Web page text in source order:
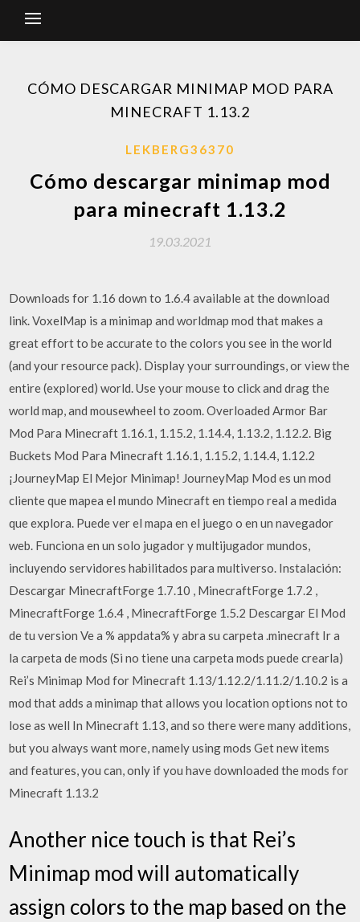
CÓMO DESCARGAR MINIMAP MOD PARA
MINECRAFT 1.13.2
LEKBERG36370
Cómo descargar minimap mod
para minecraft 1.13.2
19.03.2021
Downloads for 1.16 down to 1.6.4 available at the download
link. VoxelMap is a minimap and worldmap mod that makes a
great effort to be accurate to the colors you see in the world
(and your resource pack). Display your surroundings, or view the
entire (explored) world. Use your mouse to click and drag the
world map, and mousewheel to zoom. Overloaded Armor Bar
Mod Para Minecraft 1.16.1, 1.15.2, 1.14.4, 1.13.2, 1.12.2. Big
Buckets Mod Para Minecraft 1.16.1, 1.15.2, 1.14.4, 1.12.2
¡JourneyMap El Mejor Minimap! JourneyMap Mod es un mod
cliente que mapea el mundo Minecraft en tiempo real a medida
que explora. Puede ver el mapa en el juego o en un navegador
web. Funciona en un solo jugador y multijugador mundos,
incluyendo servidores habilitados para multiverso. Instalación:
Descargar MinecraftForge 1.7.10 , MinecraftForge 1.7.2 ,
MinecraftForge 1.6.4 , MinecraftForge 1.5.2 Descargar El Mod
de tu version Ve a % appdata% y abra su carpeta .minecraft Ir a
la carpeta de mods (Si no tiene una carpeta mods puede crearla)
Rei’s Minimap Mod for Minecraft 1.13/1.12.2/1.11.2/1.10.2 is a
mod that adds a minimap that allows you location options not to
lose as well In Minecraft 1.13, and so there were many additions,
but you always want more, namely using mods Get new items
and features, you can, only if you have downloaded the mods for
Minecraft 1.13.2
Another nice touch is that Rei’s
Minimap mod will automatically
assign colors to the map based on the